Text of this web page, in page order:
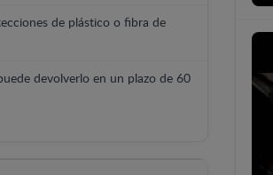
de plástico o fibra de
devolverlo en un plazo de 60